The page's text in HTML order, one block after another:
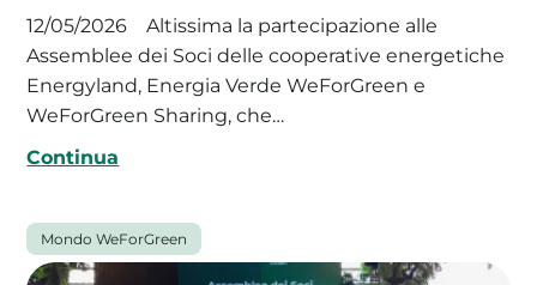
12/05/2026
Altissima la partecipazione alle
Assemblee dei Soci delle cooperative energetiche
Energyland, Energia Verde WeForGreen e
WeForGreen Sharing, che…
Continua
Mondo WeForGreen